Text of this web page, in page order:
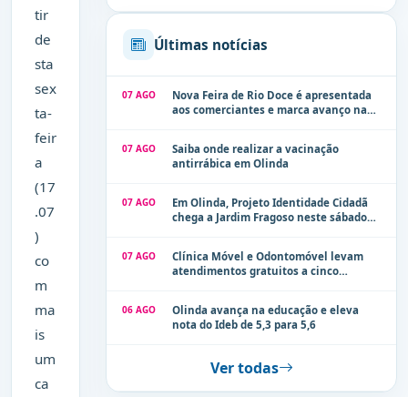
tir
de
sta
sex
ta-
feir
a
(17
.07
)
co
m
ma
is
um
ca
Últimas notícias
07 AGO
Nova Feira de Rio Doce é apresentada
aos comerciantes e marca avanço na
07 AGO
Saiba onde realizar a vacinação
antirrábica em Olinda
07 AGO
Em Olinda, Projeto Identidade Cidadã
chega a Jardim Fragoso neste sábado
07 AGO
Clínica Móvel e Odontomóvel levam
atendimentos gratuitos a cinco
06 AGO
Olinda avança na educação e eleva
nota do Ideb de 5,3 para 5,6
Ver todas